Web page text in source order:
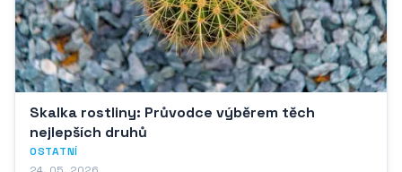
Skalka rostliny: Průvodce výběrem těch
nejlepších druhů
OSTATNÍ